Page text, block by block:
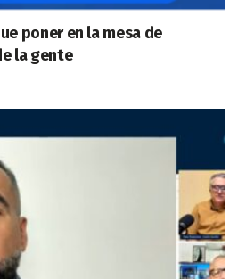
poner en la mesa de
la gente